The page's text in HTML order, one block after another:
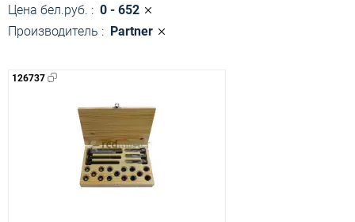
Цена бел.руб. : 0 - 652
Производитель : Partner
126737